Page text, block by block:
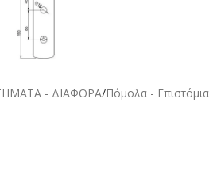
- ΔΙΑΦΟΡΑ/Πόμολα - Επιστόμια